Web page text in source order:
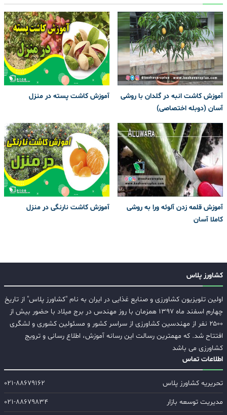
آموزش کاشت انبه در گلدان با روشی
آسان (دوبله اختصاصی)
آموزش کاشت پسته در منزل
آموزش قلمه زدن آلوئه ورا به روشی
کاملا آسان
آموزش کاشت نارنگی در منزل
کشاورز پلاس
اولین تلویزیون کشاورزی و صنایع غذایی در ایران به نام "کشاورز پلاس" از تاریخ
چهارم اسفند ماه ۱۳۹۷ همزمان با روز مهندس در برج میلاد با حضور بیش از
۲۵۰۰ نفر از مهندسین کشاورزی از سراسر کشور و مسئولین کشوری و لشگری
افتتاح شد. که مهمترین رسالت این رسانه آموزش، اطلاع رسانی و ترویج
کشاورزی می باشد
اطلاعات تماس
تحریریه کشاورز پلاس
۰۲۱-۸۸۶۷۹۱۶۲
مدیریت توسعه بازار
۰۲۱-۸۸۶۷۹۸۳۴